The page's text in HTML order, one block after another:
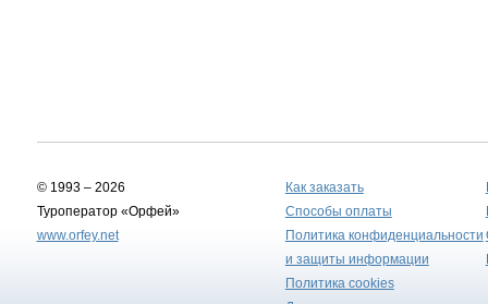
© 1993 – 2026
Туроператор «Орфей»
www.orfey.net
Как заказать
Способы оплаты
Политика конфиденциальности
и защиты информации
Политика cookies